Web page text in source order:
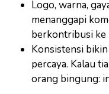
Logo, warna,
menanggapi
berkontribusi ke
Konsistensi
percaya. Kalau
orang bingung: